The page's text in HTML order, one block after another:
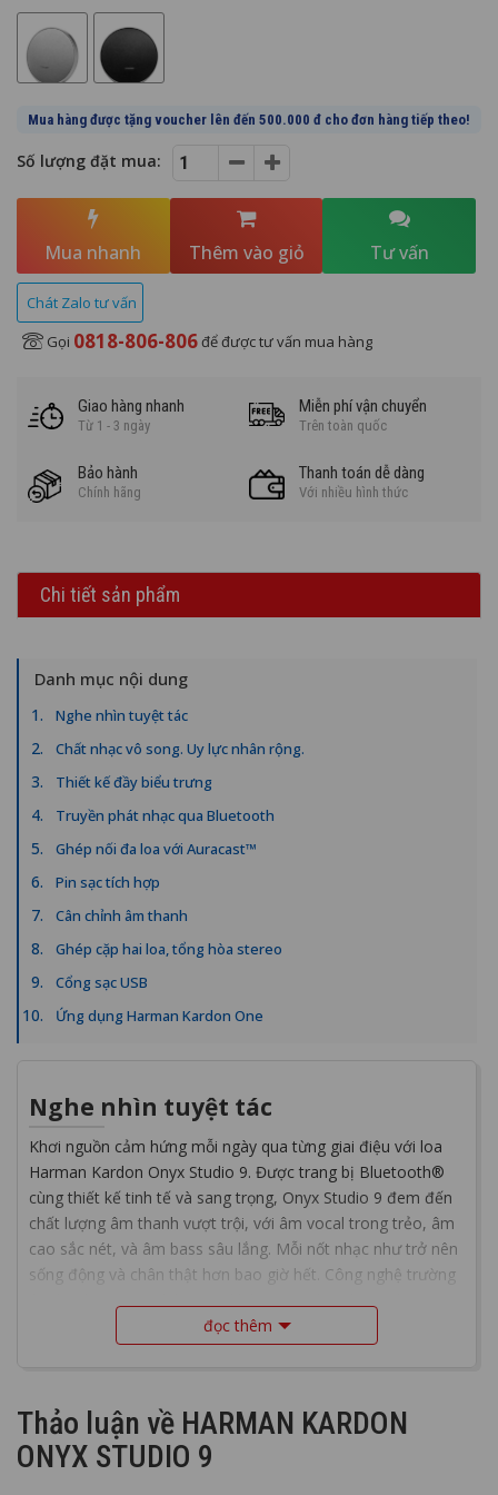
bạn không bỏ lỡ bất kỳ giai điệu nào khi đang tận hưởng âm nhạc.
+ Nhờ vào tính năng tự động cân chỉnh âm thanh, Onyx Studio 9 luôn
mang đến chất lượng âm thanh tối ưu, dù bạn đặt loa ở bất kỳ đâu.
Mua hàng được tặng voucher lên đến 500.000 đ cho đơn hàng tiếp theo!
Số lượng đặt mua:
Mua nhanh Thêm vào giỏ Tư vấn
Chát Zalo tư vấn
Gọi 0818-806-806để được tư vấn mua hàng
Giao hàng nhanh
Từ 1 - 3 ngày
Miễn phí vận chuyển
Trên toàn quốc
Bảo hành
Chính hãng
Thanh toán dễ dàng
Với nhiều hình thức
Chi tiết sản phẩm
Danh mục nội dung
Nghe nhìn tuyệt tác
Chất nhạc vô song. Uy lực nhân rộng.
Thiết kế đầy biểu trưng
Truyền phát nhạc qua Bluetooth
Ghép nối đa loa với Auracast™
Pin sạc tích hợp
Cân chỉnh âm thanh
Ghép cặp hai loa, tổng hòa stereo
Cổng sạc USB
Ứng dụng Harman Kardon One
Nghe nhìn tuyệt tác
Khơi nguồn cảm hứng mỗi ngày qua từng giai điệu với loa
Harman Kardon Onyx Studio 9. Được trang bị Bluetooth®
cùng thiết kế tinh tế và sang trọng, Onyx Studio 9 đem đến
chất lượng âm thanh vượt trội, với âm vocal trong trẻo, âm
cao sắc nét, và âm bass sâu lắng. Mỗi nốt nhạc như trở nên
sống động và chân thật hơn bao giờ hết. Công nghệ trường
độ rõ nét và tinh tế đến từng chi tiết, khiến bạn đắm chìm
trong thế giới âm thanh đầy mê hoặc. Tay cầm chắc chắn
giúp Onyx Studio 9 dễ dàng theo chân bạn đến mọi ngóc
ngách trong căn nhà. Cổng USB tích hợp còn cung cấp năng
đọc thêm
Thảo luận về HARMAN KARDON
ONYX STUDIO 9